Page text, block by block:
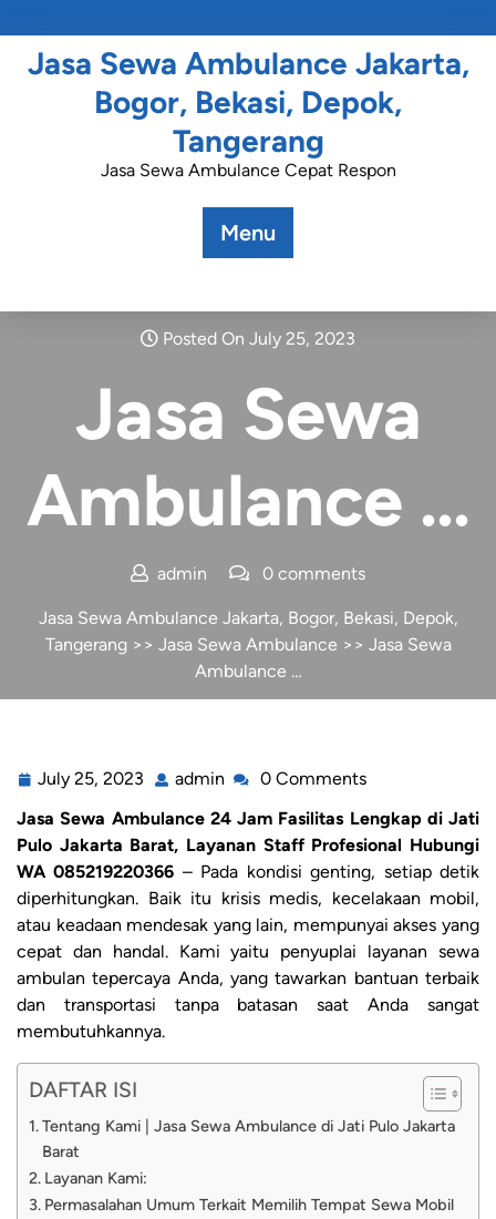
Jasa Sewa Ambulance Jakarta,
Bogor, Bekasi, Depok,
Tangerang
Jasa Sewa Ambulance Cepat Respon
Menu
Posted On July 25, 2023
Jasa Sewa
Ambulance …
admin 0 comments
Jasa Sewa Ambulance Jakarta, Bogor, Bekasi, Depok,
Tangerang>> Jasa Sewa Ambulance >> Jasa Sewa
Ambulance …
July 25, 2023 admin
0 Comments
Jasa Sewa Ambulance 24 Jam Fasilitas Lengkap di Jati
Pulo Jakarta Barat, Layanan Staff Profesional Hubungi
WA 085219220366 – Pada kondisi genting, setiap detik
diperhitungkan. Baik itu krisis medis, kecelakaan mobil,
atau keadaan mendesak yang lain, mempunyai akses yang
cepat dan handal. Kami yaitu penyuplai layanan sewa
ambulan tepercaya Anda, yang tawarkan bantuan terbaik
dan transportasi tanpa batasan saat Anda sangat
membutuhkannya.
DAFTAR ISI
Tentang Kami | Jasa Sewa Ambulance di Jati Pulo Jakarta
Barat
Layanan Kami:
Permasalahan Umum Terkait Memilih Tempat Sewa Mobil